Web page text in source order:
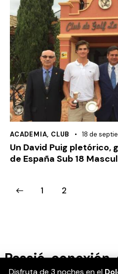
ACADEMIA, CLUB 18 de
Un David Puig pletórico,
de España Sub 18
1 2
Passió,
Disfruta de 3 noches en el